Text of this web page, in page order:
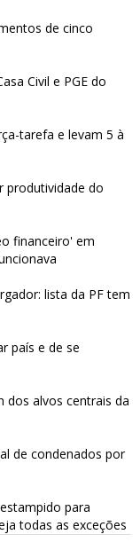
de cinco
Civil e PGE do
tarefa e levam 5 à
produtividade do
financeiro' em
lista da PF tem
país e de se
dos alvos centrais da
de condenados por
para
todas as exceções